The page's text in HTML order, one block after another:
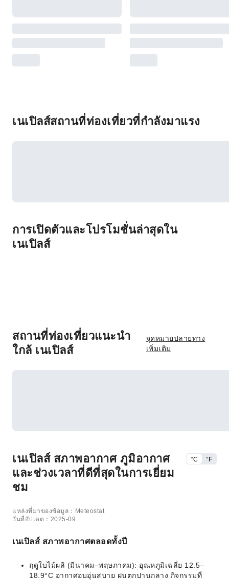
เนเปิลส์สถานที่ท่องเที่ยวที่กำลังมาแรง
การเปิดตัวและโปรโมชั่นล่าสุดใน
เนเปิลส์
สถานที่ท่องเที่ยวแนะนำ
ใกล้ เนเปิลส์
จุดหมายปลายทาง
เพิ่มเติม
เนเปิลส์ สภาพอากาศ ภูมิอากาศ
และช่วงเวลาที่ดีที่สุดในการเยี่ยม
ชม
°C °F
แหล่งที่มาของข้อมูล：Meteostat
วันที่อัปเดต：2025-09
เนเปิลส์ สภาพอากาศตลอดทั้งปี
ฤดูใบไม้ผลิ (มีนาคม–พฤษภาคม): อุณหภูมิเฉลี่ย 12.5–
18.9°C อากาศอบอุ่นสบาย ฝนตกปานกลาง กิจกรรมที่